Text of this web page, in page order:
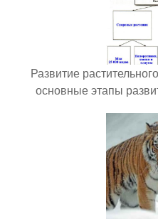
Развитие
основные этапы